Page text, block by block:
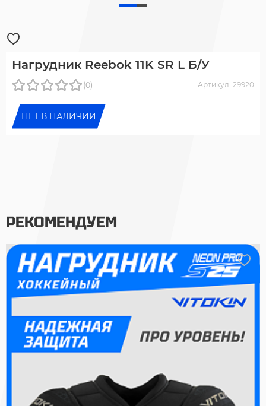
Нагрудник Reebok 11K SR L Б/У
(0) Артикул: 29920
НЕТ В НАЛИЧИИ
РЕКОМЕНДУЕМ